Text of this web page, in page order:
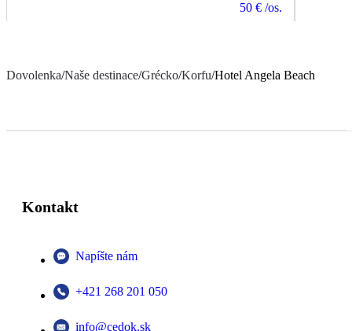
50 € /os.
Dovolenka/Naše destinace/Grécko/Korfu/Hotel Angela Beach
Kontakt
Napíšte nám
+421 268 201 050
info@cedok.sk